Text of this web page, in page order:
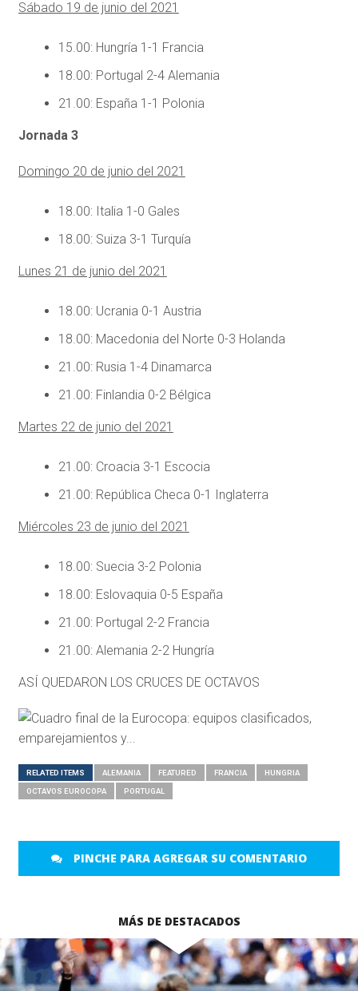
Sábado 19 de junio del 2021
15.00: Hungría 1-1 Francia
18.00: Portugal 2-4 Alemania
21.00: España 1-1 Polonia
Jornada 3
Domingo 20 de junio del 2021
18.00: Italia 1-0 Gales
18.00: Suiza 3-1 Turquía
Lunes 21 de junio del 2021
18.00: Ucrania 0-1 Austria
18.00: Macedonia del Norte 0-3 Holanda
21.00: Rusia 1-4 Dinamarca
21.00: Finlandia 0-2 Bélgica
Martes 22 de junio del 2021
21.00: Croacia 3-1 Escocia
21.00: República Checa 0-1 Inglaterra
Miércoles 23 de junio del 2021
18.00: Suecia 3-2 Polonia
18.00: Eslovaquia 0-5 España
21.00: Portugal 2-2 Francia
21.00: Alemania 2-2 Hungría
ASÍ QUEDARON LOS CRUCES DE OCTAVOS
RELATED ITEMS ALEMANIA FEATURED FRANCIA HUNGRIA
OCTAVOS EUROCOPA PORTUGAL
PINCHE PARA AGREGAR SU COMENTARIO
MÁS DE DESTACADOS